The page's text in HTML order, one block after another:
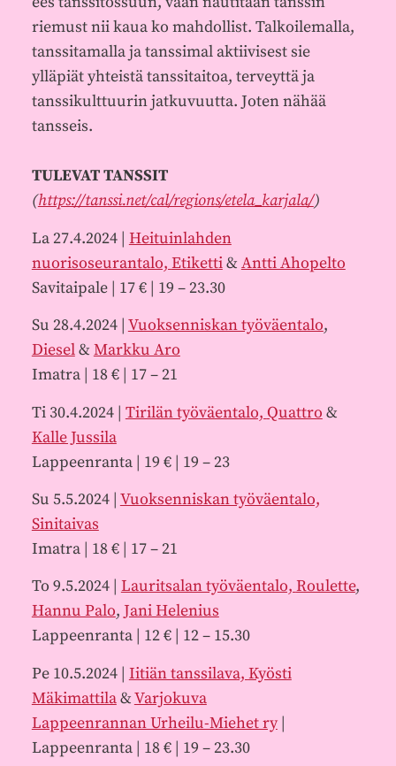
riemust nii kaua ko mahdollist. Talkoilemalla,
tanssitamalla ja tanssimal aktiivisest sie
ylläpiät yhteistä tanssitaitoa, terveyttä ja
tanssikulttuurin jatkuvuutta. Joten nähää
tansseis.
TULEVAT TANSSIT
(https://tanssi.net/cal/regions/etela_karjala/)
La 27.4.2024 | Heituinlahden
nuorisoseurantalo, Etiketti& Antti Ahopelto
Savitaipale | 17 € | 19 – 23.30
Su 28.4.2024 | Vuoksenniskan työväentalo,
Diesel& Markku Aro
Imatra | 18 € | 17 – 21
Ti 30.4.2024 | Tirilän työväentalo, Quattro &
Kalle Jussila
Lappeenranta | 19 € | 19 – 23
Su 5.5.2024 | Vuoksenniskan työväentalo,
Sinitaivas
Imatra | 18 € | 17 – 21
To 9.5.2024 | Lauritsalan työväentalo, Roulette,
Hannu Palo, Jani Helenius
Lappeenranta | 12 € | 12 – 15.30
Pe 10.5.2024 | Iitiän tanssilava, Kyösti
Mäkimattila&Varjokuva
Lappeenrannan Urheilu-Miehet ry|
Lappeenranta | 18 € | 19 – 23.30